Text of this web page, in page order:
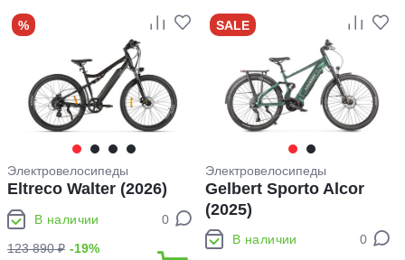
%
Электровелосипеды
Eltreco Walter (2026)
В наличии
0
123 890 ₽ -19%
SALE
Электровелосипеды
Gelbert Sporto Alcor
(2025)
В наличии
0